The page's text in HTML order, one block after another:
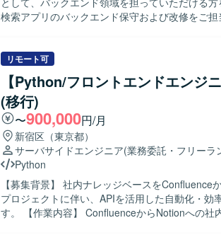
検索アプリのバックエンド保守および改修をご
装方針の検討にも関わっていただきます。 【求める人物像】 クライアントとのコミュニケーシ
ョンを取りながら主体的に開発を進められる方
し、自ら課題を抽出して改善提案ができる方、
方にご活躍いただける環境です。 【ポジションの魅力】 既存サービスの保守開発を通じて、
AWSを中心としたクラウドネイティブなバック
アントとの直接的なコミュニケーションを通じ
ことができるため、上流から下流まで幅広い経験を得られます。 【開発
AWS LambdaとPythonを中心に構成されており
ております。メッセージキューとしてSQSを使
ます。
リモート可
【Python/フロントエンドエンジ
(移行)
〜900,000円/月
新宿区（東京都）
サーバサイドエンジニア(業務委託・フリーラ
Python
【募集背景】 社内ナレッジベースを
プロジェクトに伴い、APIを活用した自動化・効
す。 【作業内容】 ConfluenceからNotionへの社内ナレッジベース移行に伴う、データ移行スク